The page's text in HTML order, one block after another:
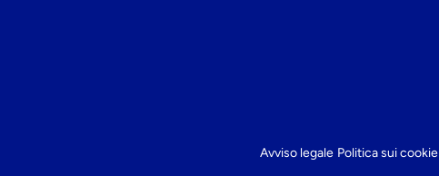
Avviso legale Politica sui cookie